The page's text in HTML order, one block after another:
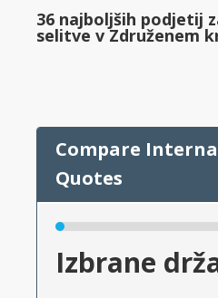
36 najboljših podjetij
selitve v Združenem
Izbrane